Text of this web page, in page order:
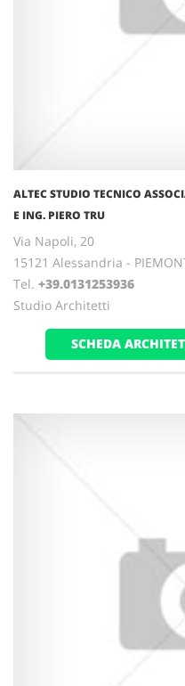
ALTEC STUDIO TECNICO
E ING. PIERO TRU
Via Napoli, 20
15121 Alessandria -
Tel. +39.0131253936
Studio Architetti
SCHEDA